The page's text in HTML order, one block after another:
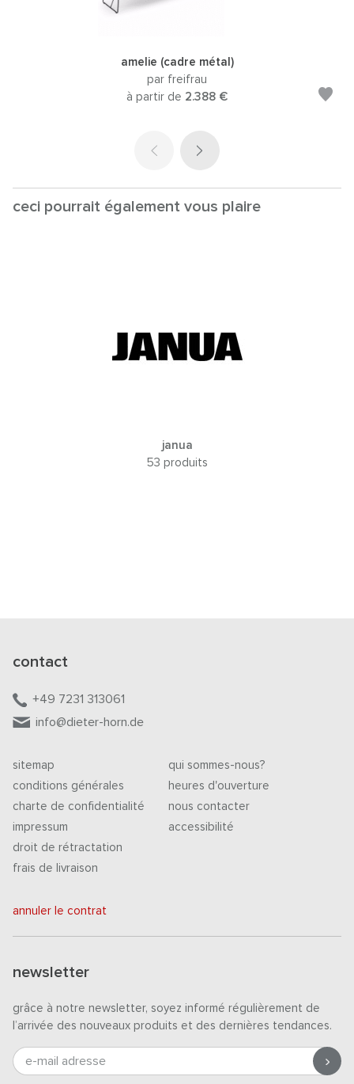
amelie (cadre métal)
par freifrau
à partir de 2.388 €
ceci pourrait également vous plaire
janua
53 produits
contact
+49 7231 313061
info@dieter-horn.de
sitemap
conditions générales
charte de confidentialité
impressum
droit de rétractation
frais de livraison
qui sommes-nous?
heures d'ouverture
nous contacter
accessibilité
annuler le contrat
newsletter
grâce à notre newsletter, soyez informé régulièrement de
l’arrivée des nouveaux produits et des dernières tendances.
e-mail adresse